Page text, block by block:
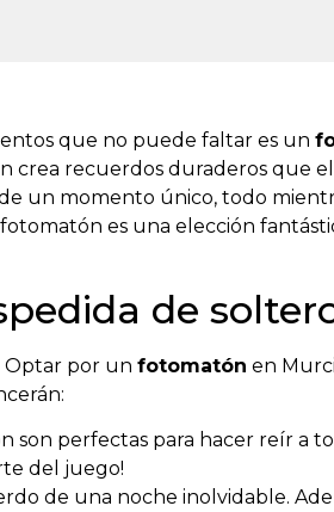
que no puede faltar es un
crea recuerdos duraderos que
un momento único, todo
es una elección
de
Optar por un fotomatón en
son perfectas para hacer reír a
del juego!
de una noche inolvidable.